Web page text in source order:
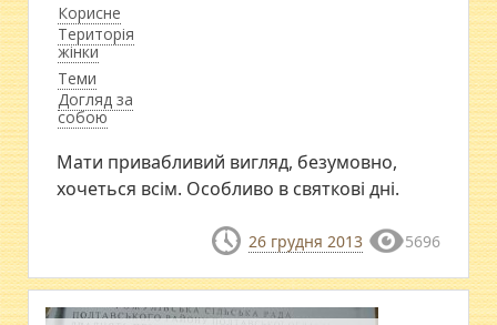
Корисне
Територія
жінки
Теми
Догляд за
собою
Мати привабливий вигляд, безумовно,
хочеться всім. Особливо в святкові дні.
26 грудня 2013 5696